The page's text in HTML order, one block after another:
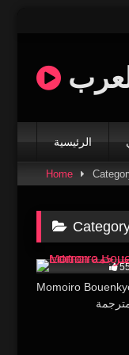
الرئيسية
Home
Momoiro